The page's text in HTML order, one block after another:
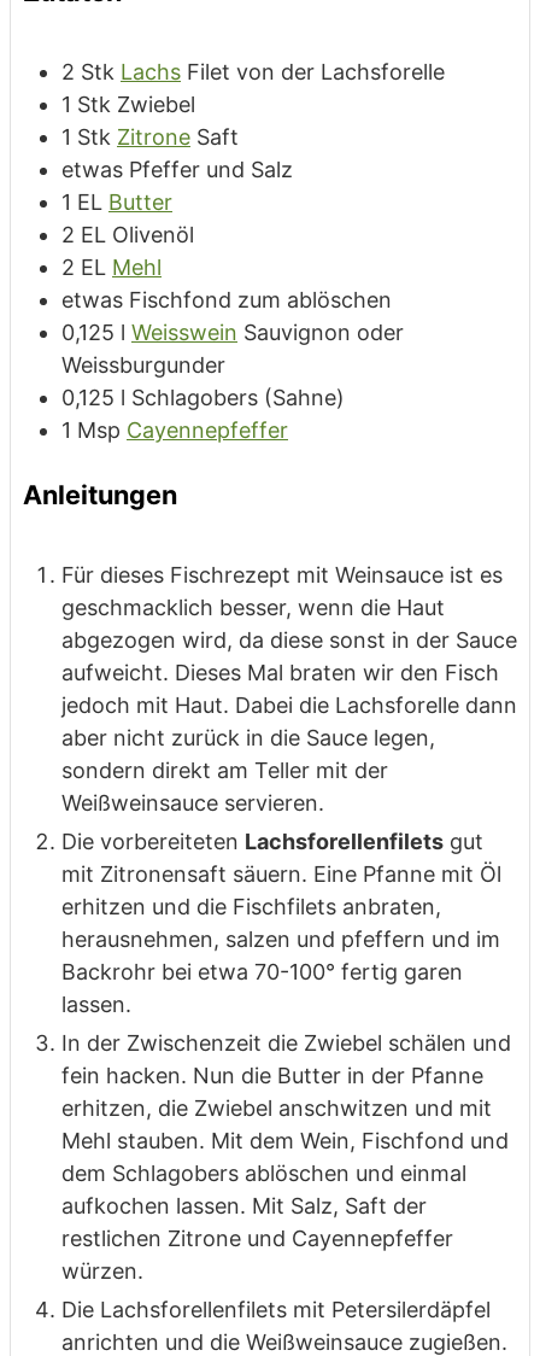
2 Stk Lachs Filet von der Lachsforelle
1 Stk Zwiebel
1 Stk Zitrone Saft
etwas Pfeffer und Salz
1 EL Butter
2 EL Olivenöl
2 EL Mehl
etwas Fischfond zum ablöschen
0,125 l Weisswein Sauvignon oder
Weissburgunder
0,125 l Schlagobers (Sahne)
1 Msp Cayennepfeffer
Anleitungen
Für dieses Fischrezept mit Weinsauce ist es
geschmacklich besser, wenn die Haut
abgezogen wird, da diese sonst in der Sauce
aufweicht. Dieses Mal braten wir den Fisch
jedoch mit Haut. Dabei die Lachsforelle dann
aber nicht zurück in die Sauce legen,
sondern direkt am Teller mit der
Weißweinsauce servieren.
Die vorbereiteten Lachsforellenfilets gut
mit Zitronensaft säuern. Eine Pfanne mit Öl
erhitzen und die Fischfilets anbraten,
herausnehmen, salzen und pfeffern und im
Backrohr bei etwa 70-100° fertig garen
lassen.
In der Zwischenzeit die Zwiebel schälen und
fein hacken. Nun die Butter in der Pfanne
erhitzen, die Zwiebel anschwitzen und mit
Mehl stauben. Mit dem Wein, Fischfond und
dem Schlagobers ablöschen und einmal
aufkochen lassen. Mit Salz, Saft der
restlichen Zitrone und Cayennepfeffer
würzen.
Die Lachsforellenfilets mit Petersilerdäpfel
anrichten und die Weißweinsauce zugießen.